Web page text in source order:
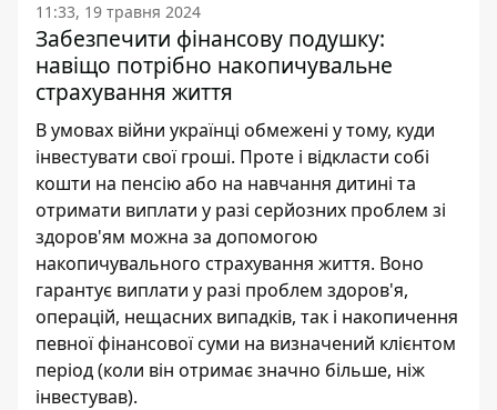
11:33, 19 травня 2024
Забезпечити фінансову подушку:
навіщо потрібно накопичувальне
страхування життя
В умовах війни українці обмежені у тому, куди
інвестувати свої гроші. Проте і відкласти собі
кошти на пенсію або на навчання дитині та
отримати виплати у разі серйозних проблем зі
здоров'ям можна за допомогою
накопичувального страхування життя. Воно
гарантує виплати у разі проблем здоров'я,
операцій, нещасних випадків, так і накопичення
певної фінансової суми на визначений клієнтом
період (коли він отримає значно більше, ніж
інвестував).